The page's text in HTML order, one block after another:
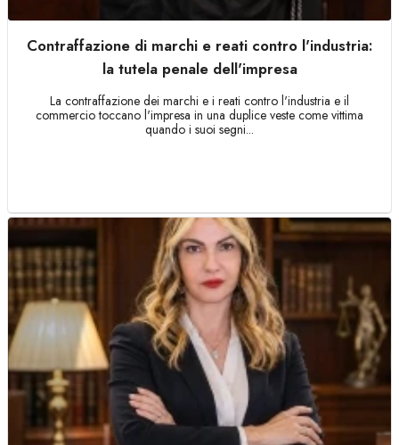
Contraffazione di marchi e reati contro l'industria:
la tutela penale dell'impresa
La contraffazione dei marchi e i reati contro l'industria e il
commercio toccano l'impresa in una duplice veste come vittima
quando i suoi segni...